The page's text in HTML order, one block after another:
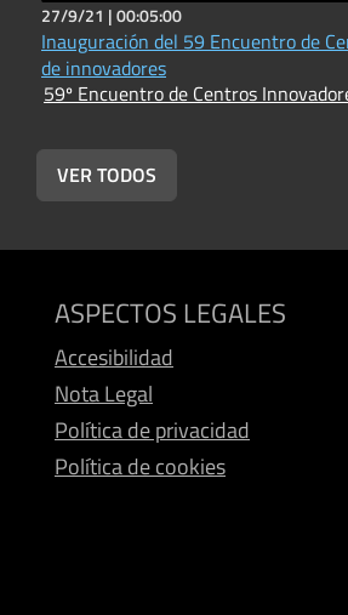
27/9/21 |00:05:00
Inauguración del 59 Encuentro de
de innovadores
59º Encuentro de Centros
VER TODOS
ASPECTOS LEGALES
Accesibilidad
Nota Legal
Política de privacidad
Política de cookies